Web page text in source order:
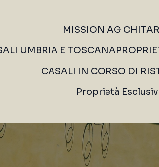
MISSION AG
UMBRIA E TOSCANA
CASALI IN CORSO DI
Proprietà